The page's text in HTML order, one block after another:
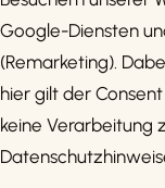
Google-Diensten
(Remarketing).
hier gilt der
keine Verarbeitung